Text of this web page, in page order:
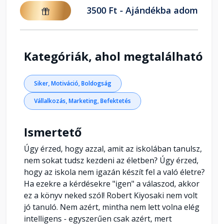
3500 Ft - Ajándékba adom
Kategóriák, ahol megtalálható
Siker, Motiváció, Boldogság
Vállalkozás, Marketing, Befektetés
Ismertető
Úgy érzed, hogy azzal, amit az iskolában tanulsz,
nem sokat tudsz kezdeni az életben? Úgy érzed,
hogy az iskola nem igazán készít fel a való életre?
Ha ezekre a kérdésekre "igen" a válaszod, akkor
ez a könyv neked szól! Robert Kiyosaki nem volt
jó tanuló. Nem azért, mintha nem lett volna elég
intelligens - egyszerűen csak azért, mert